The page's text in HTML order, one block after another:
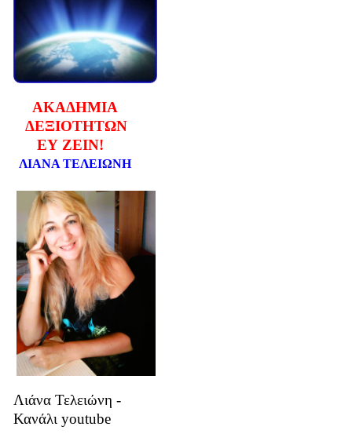
ΑΚΑΔΗΜΙΑ
ΔΕΞΙΟΤΗΤΩΝ
ΕΥ ΖΕΙΝ!
ΛΙΑΝΑ ΤΕΛΕΙΩΝΗ
Λιάνα Τελειώνη -
Κανάλι youtube